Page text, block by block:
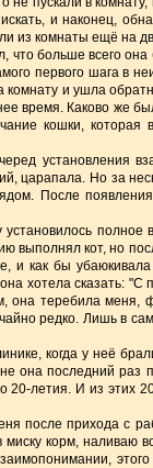
и наконец,
из комнаты ещё на
больше всего
первого шага в
комнату и ушла
время. Каково же
кошки,
установления
царапала. Но за
После
выполнял кот, но
и как бы
хотела сказать:
она теребила меня,
редко. Лишь в
когда у неё
она последний раз
20-летия. И из этих
после прихода с
корм, наливаю